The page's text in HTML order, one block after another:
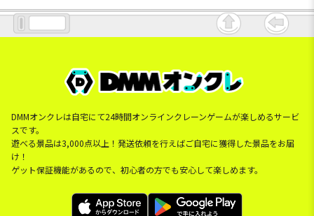
DMMオンクレは自宅にて24時間オンラインクレーンゲームが楽しめるサービ
スです。
遊べる景品は3,000点以上！発送依頼を行えばご自宅に獲得した景品をお届
け！
ゲット保証機能があるので、初心者の方でも安心して楽しめます。